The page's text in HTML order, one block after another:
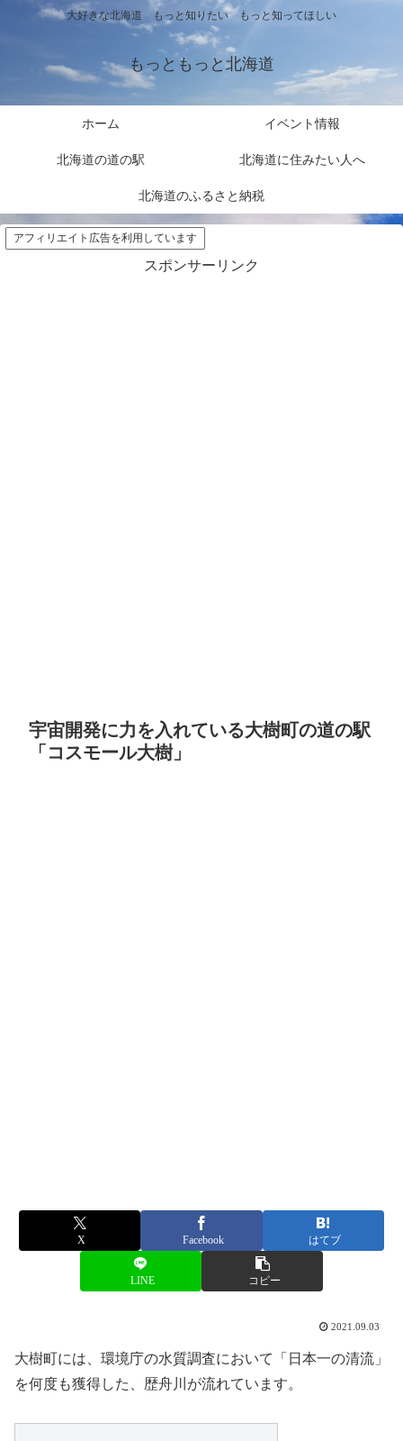
大好きな北海道 もっと知りたい もっと知ってほしい
もっともっと北海道
ホーム イベント情報
北海道の道の駅 北海道に住みたい人へ
北海道のふるさと納税
アフィリエイト広告を利用しています
スポンサーリンク
宇宙開発に力を入れている大樹町の道の駅
「コスモール大樹」
X Facebook はてブ
LINE コピー
2021.09.03
大樹町には、環境庁の水質調査において「日本一の清流」
を何度も獲得した、歴舟川が流れています。